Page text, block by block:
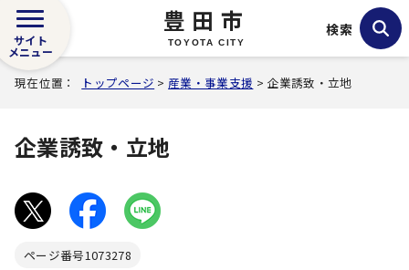
豊田市
TOYOTA CITY
サイト
メニュー
検索
現在位置： トップページ > 産業・事業支援 > 企業誘致・立地
企業誘致・立地
ページ番号1073278